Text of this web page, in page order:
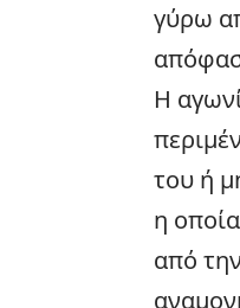
γύρω
Η
του ή
η
από